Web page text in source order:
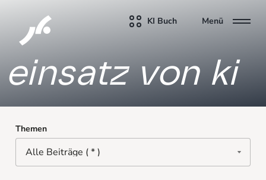
KI Buch Menü
einsatz von ki
Themen